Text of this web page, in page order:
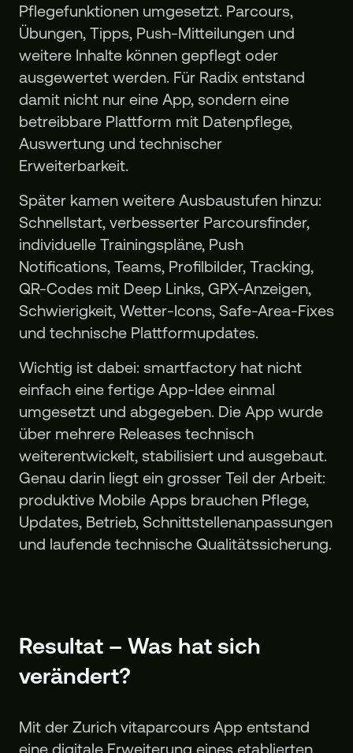
Pflegefunktionen umgesetzt. Parcours,
Übungen, Tipps, Push-Mitteilungen und
weitere Inhalte können gepflegt oder
ausgewertet werden. Für Radix entstand
damit nicht nur eine App, sondern eine
betreibbare Plattform mit Datenpflege,
Auswertung und technischer
Erweiterbarkeit.
Später kamen weitere Ausbaustufen hinzu:
Schnellstart, verbesserter Parcoursfinder,
individuelle Trainingspläne, Push
Notifications, Teams, Profilbilder, Tracking,
QR-Codes mit Deep Links, GPX-Anzeigen,
Schwierigkeit, Wetter-Icons, Safe-Area-Fixes
und technische Plattformupdates.
Wichtig ist dabei: smartfactory hat nicht
einfach eine fertige App-Idee einmal
umgesetzt und abgegeben. Die App wurde
über mehrere Releases technisch
weiterentwickelt, stabilisiert und ausgebaut.
Genau darin liegt ein grosser Teil der Arbeit:
produktive Mobile Apps brauchen Pflege,
Updates, Betrieb, Schnittstellenanpassungen
und laufende technische Qualitätssicherung.
Resultat – Was hat sich
verändert?
Mit der Zurich vitaparcours App entstand
eine digitale Erweiterung eines etablierten